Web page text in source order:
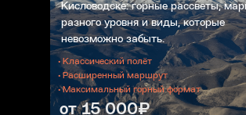
от 15 000₽
Кисловодске: горные рассветы,
разного уровня и виды, которые
невозможно забыть.
• Классический полёт
• Расширенный маршрут
• Максимальный горный формат